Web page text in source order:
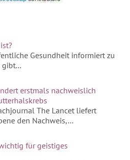
Gesundheit informiert zu
gibt...
erstmals nachweislich
The Lancet liefert
den Nachweis,...
für geistiges